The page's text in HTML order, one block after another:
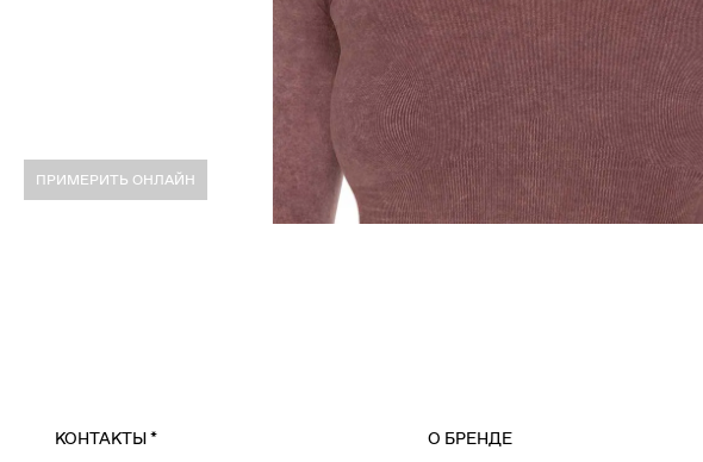
ПРИМЕРИТЬ ОНЛАЙН
КОНТАКТЫ* О БРЕНДЕ